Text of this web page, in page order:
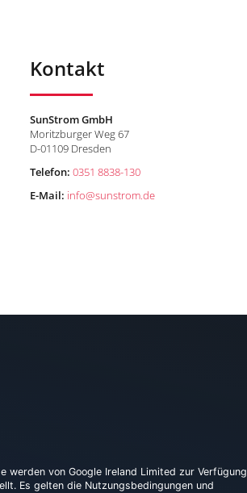
Kontakt
SunStrom GmbH
Moritzburger Weg 67
D-01109 Dresden
Telefon: 0351 8838-130
E-Mail: info@sunstrom.de
werden von Google Ireland Limited zur Verfügung
Es gelten die Nutzungsbedingungen und